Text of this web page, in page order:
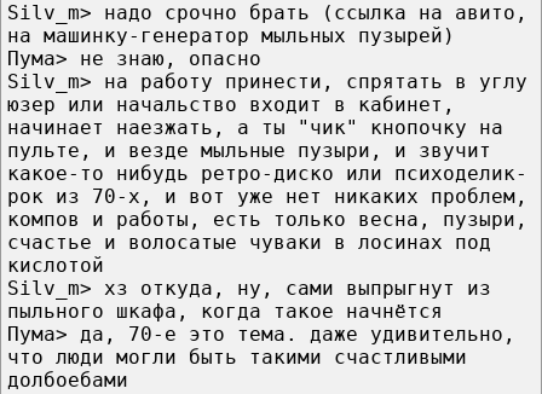
Silv_m> надо срочно брать (ссылка на авито,
на машинку-генератор мыльных пузырей)
Пума> не знаю, опасно
Silv_m> на работу принести, спрятать в углу
юзер или начальство входит в кабинет,
начинает наезжать, а ты "чик" кнопочку на
пульте, и везде мыльные пузыри, и звучит
какое-то нибудь ретро-диско или психоделик-
рок из 70-х, и вот уже нет никаких проблем,
компов и работы, есть только весна, пузыри,
счастье и волосатые чуваки в лосинах под
кислотой
Silv_m> хз откуда, ну, сами выпрыгнут из
пыльного шкафа, когда такое начнётся
Пума> да, 70-е это тема. даже удивительно,
что люди могли быть такими счастливыми
долбоебами